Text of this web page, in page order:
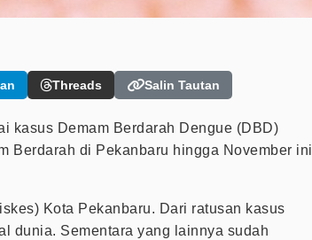
Threads Salin Tautan
kasus Demam Berdarah Dengue (DBD)
Berdarah di Pekanbaru hingga November ini
Kota Pekanbaru. Dari ratusan kasus
dunia. Sementara yang lainnya sudah